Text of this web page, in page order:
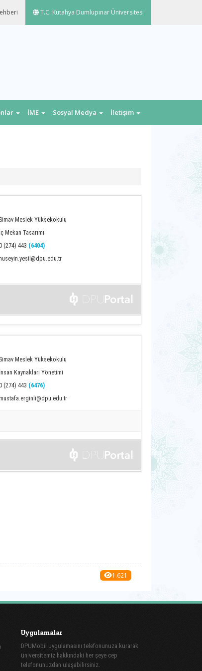
T.C. Kütahya Dumlupınar Üniversitesi
İME Sosyal Medya İletişim
Simav Meslek Yüksekokulu
İç Mekan Tasarımı
(274) 443 (6404)
huseyin.yesil@dpu.edu.tr
Simav Meslek Yüksekokulu
İnsan Kaynakları Yönetimi
(274) 443 (6476)
1.621
Uygulamalar
DPUMobil uygulamasını telefonunuza kurarak
üniversitemiz hakkındaki her şeye cep
telefonunuzdan ulaşabilirsiniz.